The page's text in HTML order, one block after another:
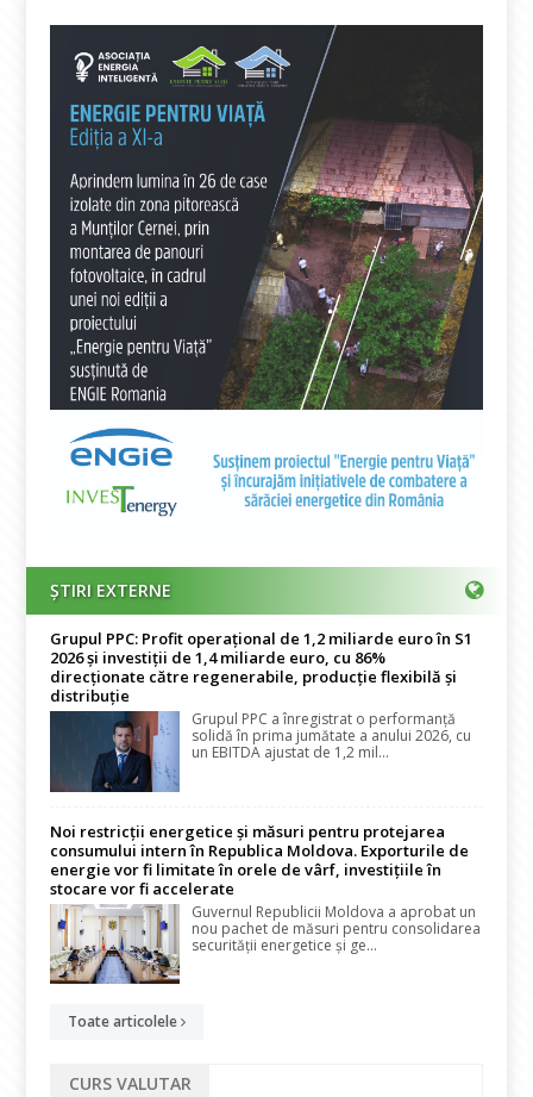
ȘTIRI EXTERNE
Grupul PPC: Profit operațional de 1,2 miliarde euro în S1
2026 și investiții de 1,4 miliarde euro, cu 86%
direcționate către regenerabile, producție flexibilă și
distribuție
Grupul PPC a înregistrat o performanță
solidă în prima jumătate a anului 2026, cu
un EBITDA ajustat de 1,2 mil...
Noi restricții energetice și măsuri pentru protejarea
consumului intern în Republica Moldova. Exporturile de
energie vor fi limitate în orele de vârf, investițiile în
stocare vor fi accelerate
Guvernul Republicii Moldova a aprobat un
nou pachet de măsuri pentru consolidarea
securității energetice și ge...
Toate articolele
CURS VALUTAR